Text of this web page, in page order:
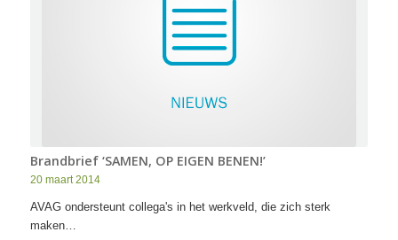
Brandbrief ‘SAMEN, OP EIGEN BENEN!’
20 maart 2014
AVAG ondersteunt collega's in het werkveld, die zich sterk
maken…